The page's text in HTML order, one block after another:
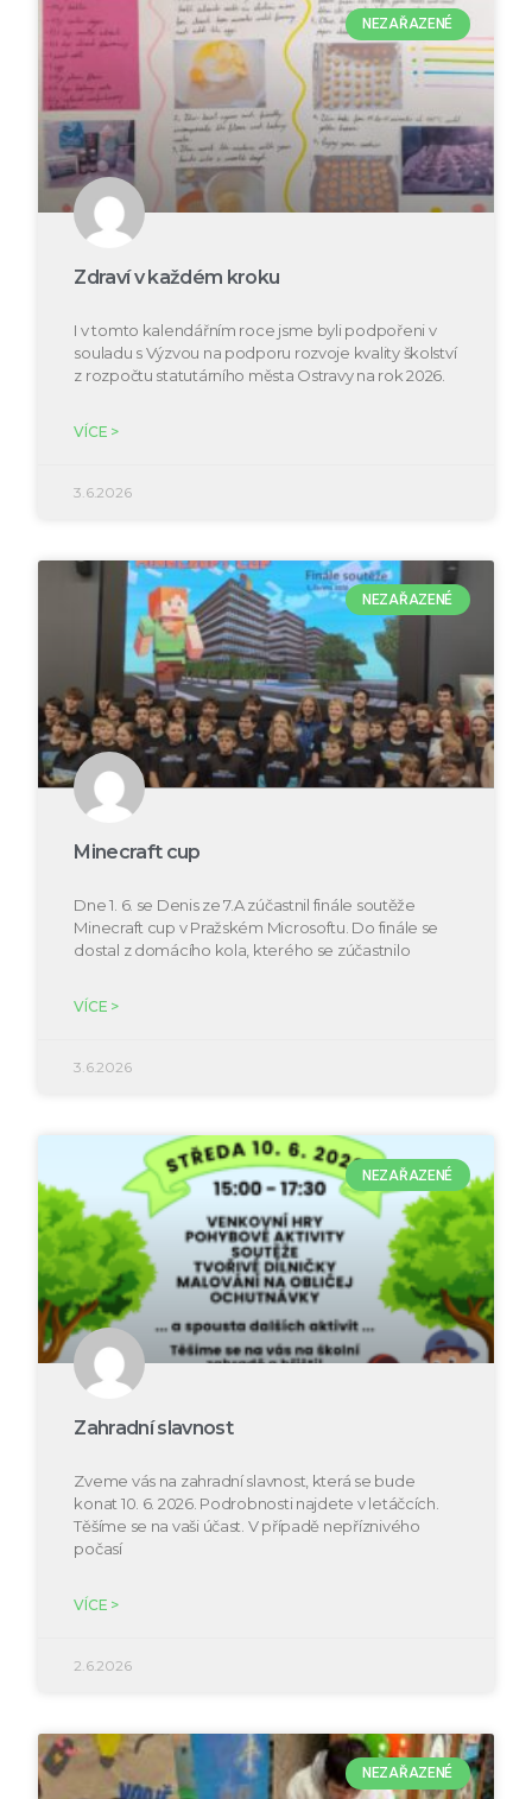
NEZAŘAZENÉ
Zdraví v každém kroku
I v tomto kalendářním roce jsme byli podpořeni v
souladu s Výzvou na podporu rozvoje kvality školství
z rozpočtu statutárního města Ostravy na rok 2026.
VÍCE >
3.6.2026
NEZAŘAZENÉ
Minecraft cup
Dne 1. 6. se Denis ze 7.A zúčastnil finále soutěže
Minecraft cup v Pražském Microsoftu. Do finále se
dostal z domácího kola, kterého se zúčastnilo
VÍCE >
3.6.2026
NEZAŘAZENÉ
Zahradní slavnost
Zveme vás na zahradní slavnost, která se bude
konat 10. 6. 2026. Podrobnosti najdete v letáčcích.
Těšíme se na vaši účast. V případě nepříznivého
počasí
VÍCE >
2.6.2026
NEZAŘAZENÉ